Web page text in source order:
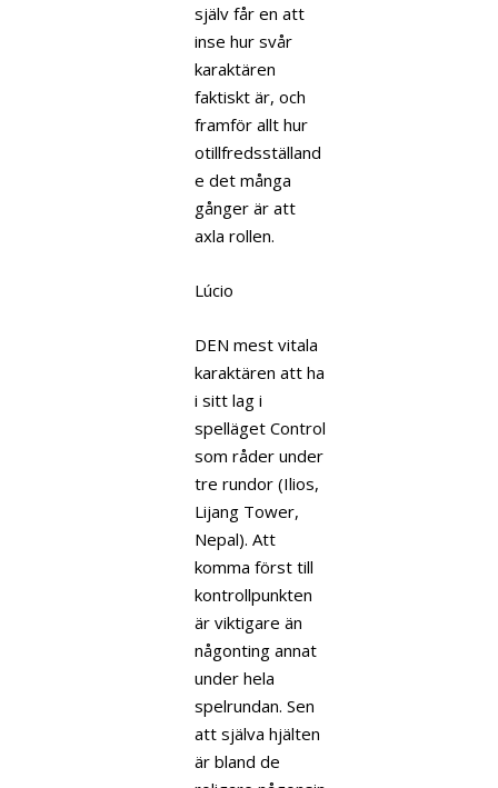
själv får en att
inse hur svår
karaktären
faktiskt är, och
framför allt hur
otillfredsställand
e det många
gånger är att
axla rollen.
Lúcio
DEN mest vitala
karaktären att ha
i sitt lag i
spelläget Control
som råder under
tre rundor (Ilios,
Lijang Tower,
Nepal). Att
komma först till
kontrollpunkten
är viktigare än
någonting annat
under hela
spelrundan. Sen
att själva hjälten
är bland de